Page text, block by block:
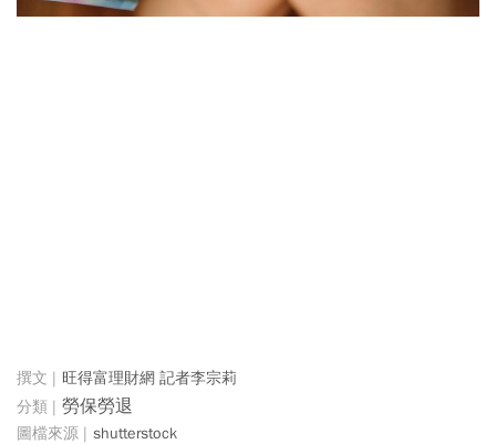
旺得富理財網 記者李宗莉
勞保勞退
shutterstock